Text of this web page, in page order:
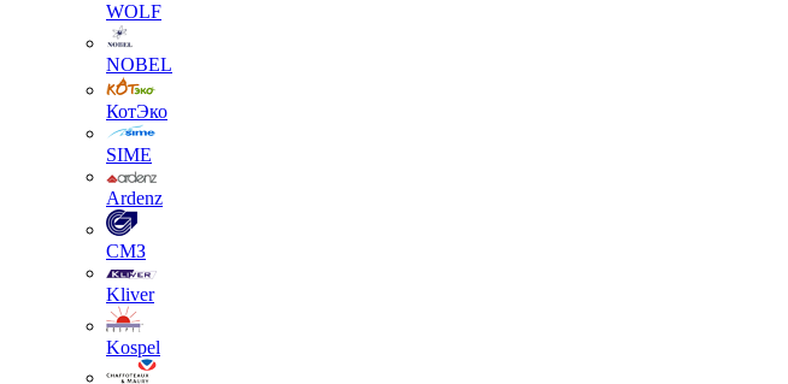
WOLF
NOBEL
КотЭко
SIME
Ardenz
СМЗ
Kliver
Kospel